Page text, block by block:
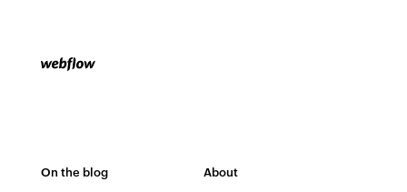
On the blog About